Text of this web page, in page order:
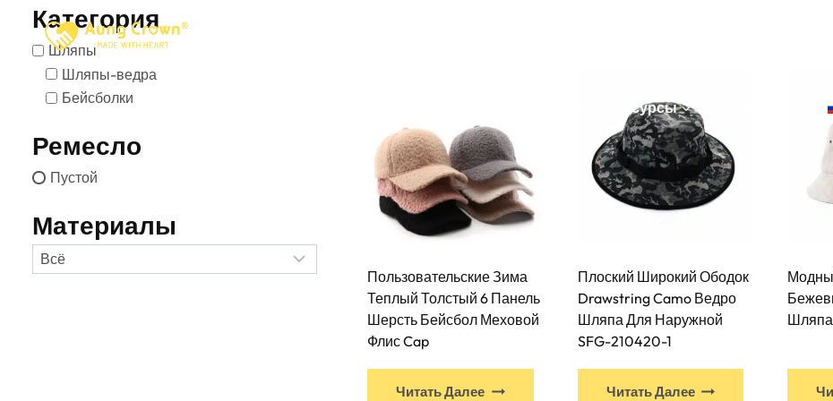
Перейти
контенту
Ресурсы
Пользовательские Зима
Теплый Толстый 6 Панель
Шерсть Бейсбол Меховой
Флис Cap
Читать Далее
Плоский Широкий Ободок
Drawstring Camo Ведро
Шляпа Для Наружной
SFG-210420-1
Читать Далее
Шляпа
Категория
Шляпы
Шляпы-ведра
Бейсболки
Ремесло
Пустой
Материалы